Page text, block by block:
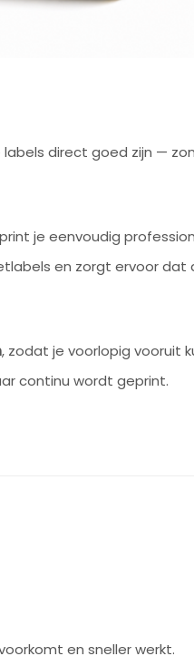
direct goed zijn —
print je eenvoudig
en zorgt ervoor dat
, zodat je voorlopig vooruit
continu wordt geprint.
en sneller werkt.